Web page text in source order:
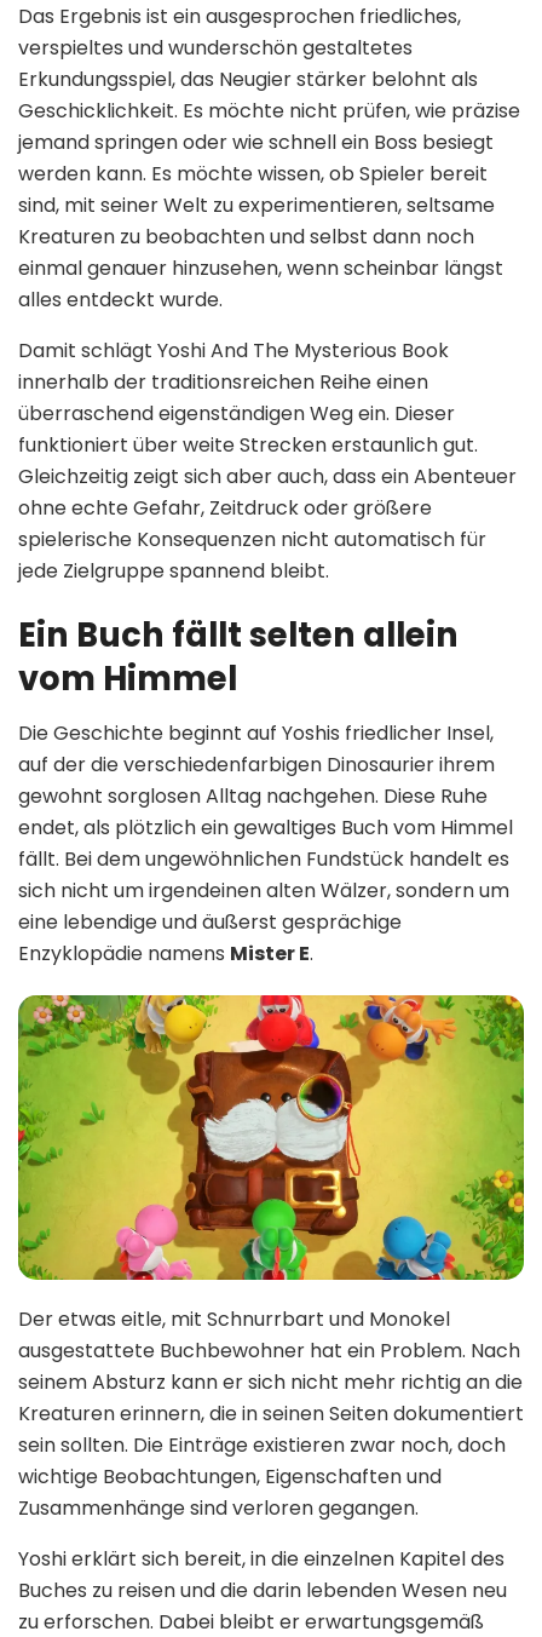
Das Ergebnis ist ein ausgesprochen friedliches,
verspieltes und wunderschön gestaltetes
Erkundungsspiel, das Neugier stärker belohnt als
Geschicklichkeit. Es möchte nicht prüfen, wie präzise
jemand springen oder wie schnell ein Boss besiegt
werden kann. Es möchte wissen, ob Spieler bereit
sind, mit seiner Welt zu experimentieren, seltsame
Kreaturen zu beobachten und selbst dann noch
einmal genauer hinzusehen, wenn scheinbar längst
alles entdeckt wurde.
Damit schlägt Yoshi And The Mysterious Book
innerhalb der traditionsreichen Reihe einen
überraschend eigenständigen Weg ein. Dieser
funktioniert über weite Strecken erstaunlich gut.
Gleichzeitig zeigt sich aber auch, dass ein Abenteuer
ohne echte Gefahr, Zeitdruck oder größere
spielerische Konsequenzen nicht automatisch für
jede Zielgruppe spannend bleibt.
Ein Buch fällt selten allein
vom Himmel
Die Geschichte beginnt auf Yoshis friedlicher Insel,
auf der die verschiedenfarbigen Dinosaurier ihrem
gewohnt sorglosen Alltag nachgehen. Diese Ruhe
endet, als plötzlich ein gewaltiges Buch vom Himmel
fällt. Bei dem ungewöhnlichen Fundstück handelt es
sich nicht um irgendeinen alten Wälzer, sondern um
eine lebendige und äußerst gesprächige
Enzyklopädie namens Mister E.
Der etwas eitle, mit Schnurrbart und Monokel
ausgestattete Buchbewohner hat ein Problem. Nach
seinem Absturz kann er sich nicht mehr richtig an die
Kreaturen erinnern, die in seinen Seiten dokumentiert
sein sollten. Die Einträge existieren zwar noch, doch
wichtige Beobachtungen, Eigenschaften und
Zusammenhänge sind verloren gegangen.
Yoshi erklärt sich bereit, in die einzelnen Kapitel des
Buches zu reisen und die darin lebenden Wesen neu
zu erforschen. Dabei bleibt er erwartungsgemäß